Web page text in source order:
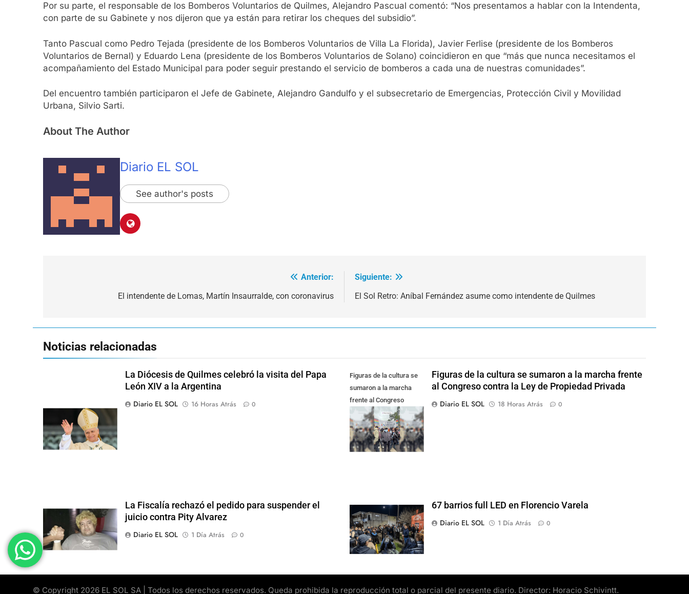
Por su parte, el responsable de los Bomberos Voluntarios de Quilmes, Alejandro Pascual comentó: “Nos presentamos a hablar con la Intendenta,
con parte de su Gabinete y nos dijeron que ya están para retirar los cheques del subsidio”.
Tanto Pascual como Pedro Tejada (presidente de los Bomberos Voluntarios de Villa La Florida), Javier Ferlise (presidente de los Bomberos
Voluntarios de Bernal) y Eduardo Lena (presidente de los Bomberos Voluntarios de Solano) coincidieron en que “más que nunca necesitamos el
acompañamiento del Estado Municipal para poder seguir prestando el servicio de bomberos a cada una de nuestras comunidades”.
Del encuentro también participaron el Jefe de Gabinete, Alejandro Gandulfo y el subsecretario de Emergencias, Protección Civil y Movilidad
Urbana, Silvio Sarti.
About The Author
Diario EL SOL
See author's posts
Anterior:
El intendente de Lomas, Martín Insaurralde, con coronavirus
Siguiente:
El Sol Retro: Aníbal Fernández asume como intendente de Quilmes
Noticias relacionadas
La Diócesis de Quilmes celebró la visita del Papa
León XIV a la Argentina
Diario EL SOL
16 Horas Atrás 0
Figuras de la cultura se
sumaron a la marcha
frente al Congreso
contra la Ley de
Propiedad Privada
Figuras de la cultura se sumaron a la marcha frente
al Congreso contra la Ley de Propiedad Privada
Diario EL SOL
18 Horas Atrás 0
La Fiscalía rechazó el pedido para suspender el
juicio contra Pity Alvarez
Diario EL SOL
1 Día Atrás 0
67 barrios full LED en Florencio Varela
Diario EL SOL
1 Día Atrás 0
© Copyright 2026 EL SOL SA | Todos los derechos reservados. Queda prohibida la reproducción total o parcial del presente diario. Director: Horacio Schivintt.